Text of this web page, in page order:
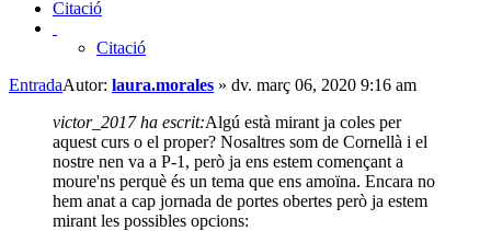
Citació
Citació
EntradaAutor: laura.morales » dv. març 06, 2020 9:16 am
victor_2017 ha escrit:Algú està mirant ja coles per
aquest curs o el proper? Nosaltres som de Cornellà i el
nostre nen va a P-1, però ja ens estem començant a
moure'ns perquè és un tema que ens amoïna. Encara no
hem anat a cap jornada de portes obertes però ja estem
mirant les possibles opcions: